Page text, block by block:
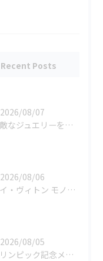
Recent Posts
2026/08/07
素敵なジュエリーをたくさんお買取りさせていただきました✨
2026/08/06
ルイ・ヴィトン モノグラムバッグ2点をお買取させていただきました✨
2026/08/05
オリンピック記念メダルとメイプルリーフコインをお買取りさせていただきました🏅✨